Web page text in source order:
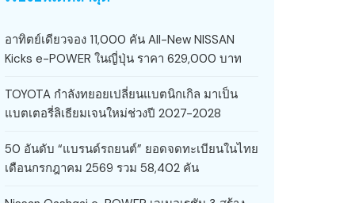
อาทิตย์เดียวจอง 11,000 คัน All-New NISSAN
Kicks e-POWER ในญี่ปุ่น ราคา 629,000 บาท
TOYOTA กำลังทยอยเปลี่ยนแบตนิกเกิล มาเป็น
แบตเตอรี่ลิเธียมเจนใหม่ช่วงปี 2027-2028
50 อันดับ “แบรนด์รถยนต์” ยอดจดทะเบียนในไทย
เดือนกรกฎาคม 2569 รวม 58,402 คัน